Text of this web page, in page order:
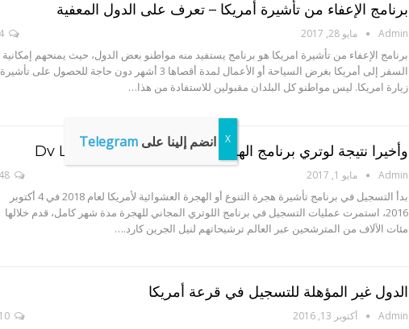
برنامج الإعفاء من تأشيرة أمريكا – تعرف على الدول المعفية
Admin مايو 28, 2017 4
برنامج الإعفاء من تأشيرة امريكا هو برنامج يستفيد منه مواطنو بعض الدول، حيث يمنحهم إمكانية
السفر إلى أمريكا بغرض السياحة أو الأعمال لمدة أقصاها 3 أشهر دون حاجة للحصول على تأشيرة
زيارة امريكا. ليس مواطنو كل البلدان مقبولين للاستفادة من هذا…
وأخيرا نتيجة لوتري برنامج الهجرة العشوائية أمريكا Dv Lottery
Admin مايو 1, 2017 48
بدأ التسجيل في برنامج تأشيرة هجرة التنوع أو الهجرة العشوائية لأمريكا لعام 2018 في 4 أكتوبر
2016، استمرت عمليات التسجيل في برنامج اللوتري المجاني للهجرة مدة شهر كامل، قدم خلالها
مئات الآلاف من المترشحين عبر العالم ترشيحاتهم لنيل الجرين كارد.…
الدول غير المؤهلة للتسجيل في قرعة أمريكا
Admin أكتوبر 13, 2016 10
انضم إلينا على Telegram